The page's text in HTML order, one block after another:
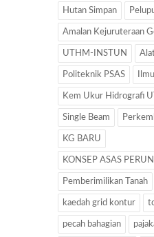
Hutan Simpan
Amalan Kejuruteraan
UTHM-INSTUN
Politeknik PSAS
Kem Ukur Hidrografi
Single Beam
KG BARU
KONSEP ASAS
Pemberimilikan Tanah
kaedah grid kontur
pecah bahagian